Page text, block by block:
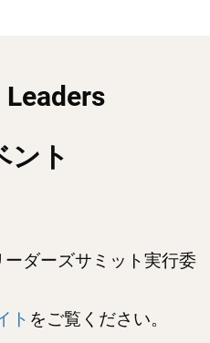
ント
ダーズサミット実行委
ト をご覧ください。